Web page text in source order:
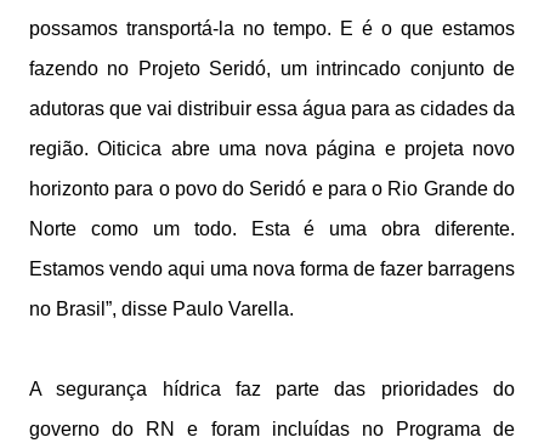
possamos transportá-la no tempo. E é o que estamos
fazendo no Projeto Seridó, um intrincado conjunto de
adutoras que vai distribuir essa água para as cidades da
região. Oiticica abre uma nova página e projeta novo
horizonto para o povo do Seridó e para o Rio Grande do
Norte como um todo. Esta é uma obra diferente.
Estamos vendo aqui uma nova forma de fazer barragens
no Brasil”, disse Paulo Varella.
A segurança hídrica faz parte das prioridades do
governo do RN e foram incluídas no Programa de